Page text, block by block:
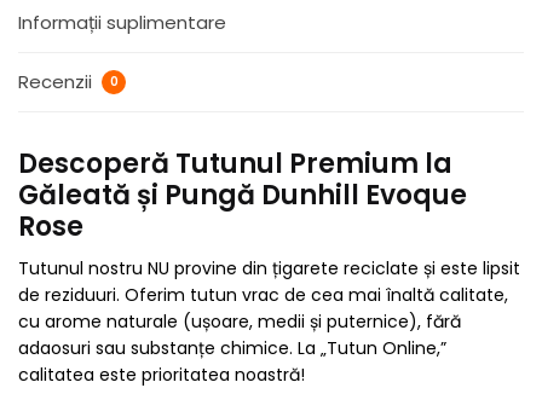
Informații suplimentare
Recenzii 0
Descoperă Tutunul Premium la
Găleată și Pungă Dunhill Evoque
Rose
Tutunul nostru NU provine din țigarete reciclate și este lipsit
de reziduuri. Oferim tutun vrac de cea mai înaltă calitate,
cu arome naturale (ușoare, medii și puternice), fără
adaosuri sau substanțe chimice. La „Tutun Online,”
calitatea este prioritatea noastră!